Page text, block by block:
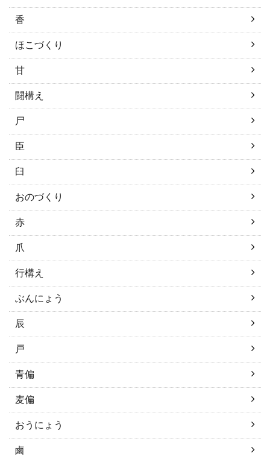
香
ほこづくり
甘
闘構え
尸
臣
臼
おのづくり
赤
爪
行構え
ぶんにょう
辰
戸
青偏
麦偏
おうにょう
鹵